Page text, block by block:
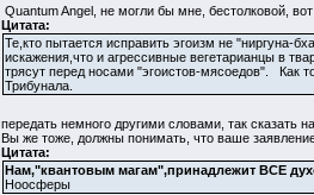
Quantum Angel, не могли бы мне, бестолковой, вот
Цитата:
Те,кто пытается исправить эгоизм не "ниргуна-
искажения,что и агрессивные вегетарианцы в
трясут перед носами "эгоистов-мясоедов". Как
Трибунала.
передать немного другими словами, так сказать
Вы же тоже, должны понимать, что ваше
Цитата:
Нам,"квантовым магам",принадлежит ВСЕ
Ноосферы